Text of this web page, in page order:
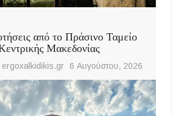
από το Πράσινο Ταμείο
Μακεδονίας
ergoxalkidikis.gr 6 Αυγούστου, 2026